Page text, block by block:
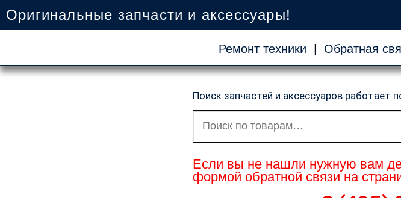
содержимому
Оригинальные запчасти и аксессуары!
Ремонт техники | Обратная
Поиск запчастей и аксессуаров работает
Искать:
Если вы не нашли нужную вам
формой обратной связи на